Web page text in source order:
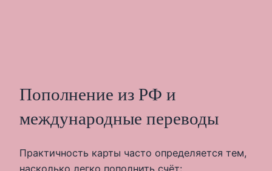
Пополнение из РФ и
международные переводы
Практичность карты часто определяется тем,